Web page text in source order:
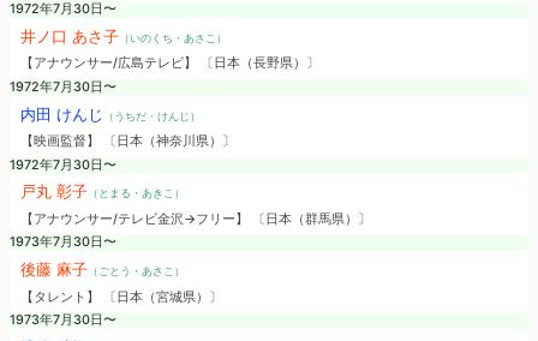
1972年7月30日〜
井ノ口 あさ子（いのくち・あさこ）
【アナウンサー/広島テレビ】 〔日本（長野県）〕
1972年7月30日〜
内田 けんじ （うちだ・けんじ）
【映画監督】 〔日本（神奈川県）〕
1972年7月30日〜
戸丸 彰子（とまる・あきこ）
【アナウンサー/テレビ金沢→フリー】 〔日本（群馬県）〕
1973年7月30日〜
後藤 麻子（ごとう・あさこ）
【タレント】 〔日本（宮城県）〕
1973年7月30日〜